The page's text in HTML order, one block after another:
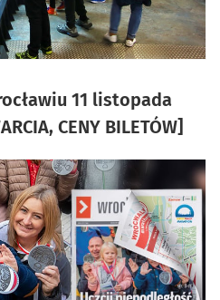
11 listopada
CENY BILETÓW]